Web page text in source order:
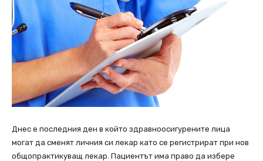
Днес е последния ден в който здравноосигурените лица
могат да сменят личния си лекар като се регистрират при нов
общопрактикуващ лекар. Пациентът има право да избере